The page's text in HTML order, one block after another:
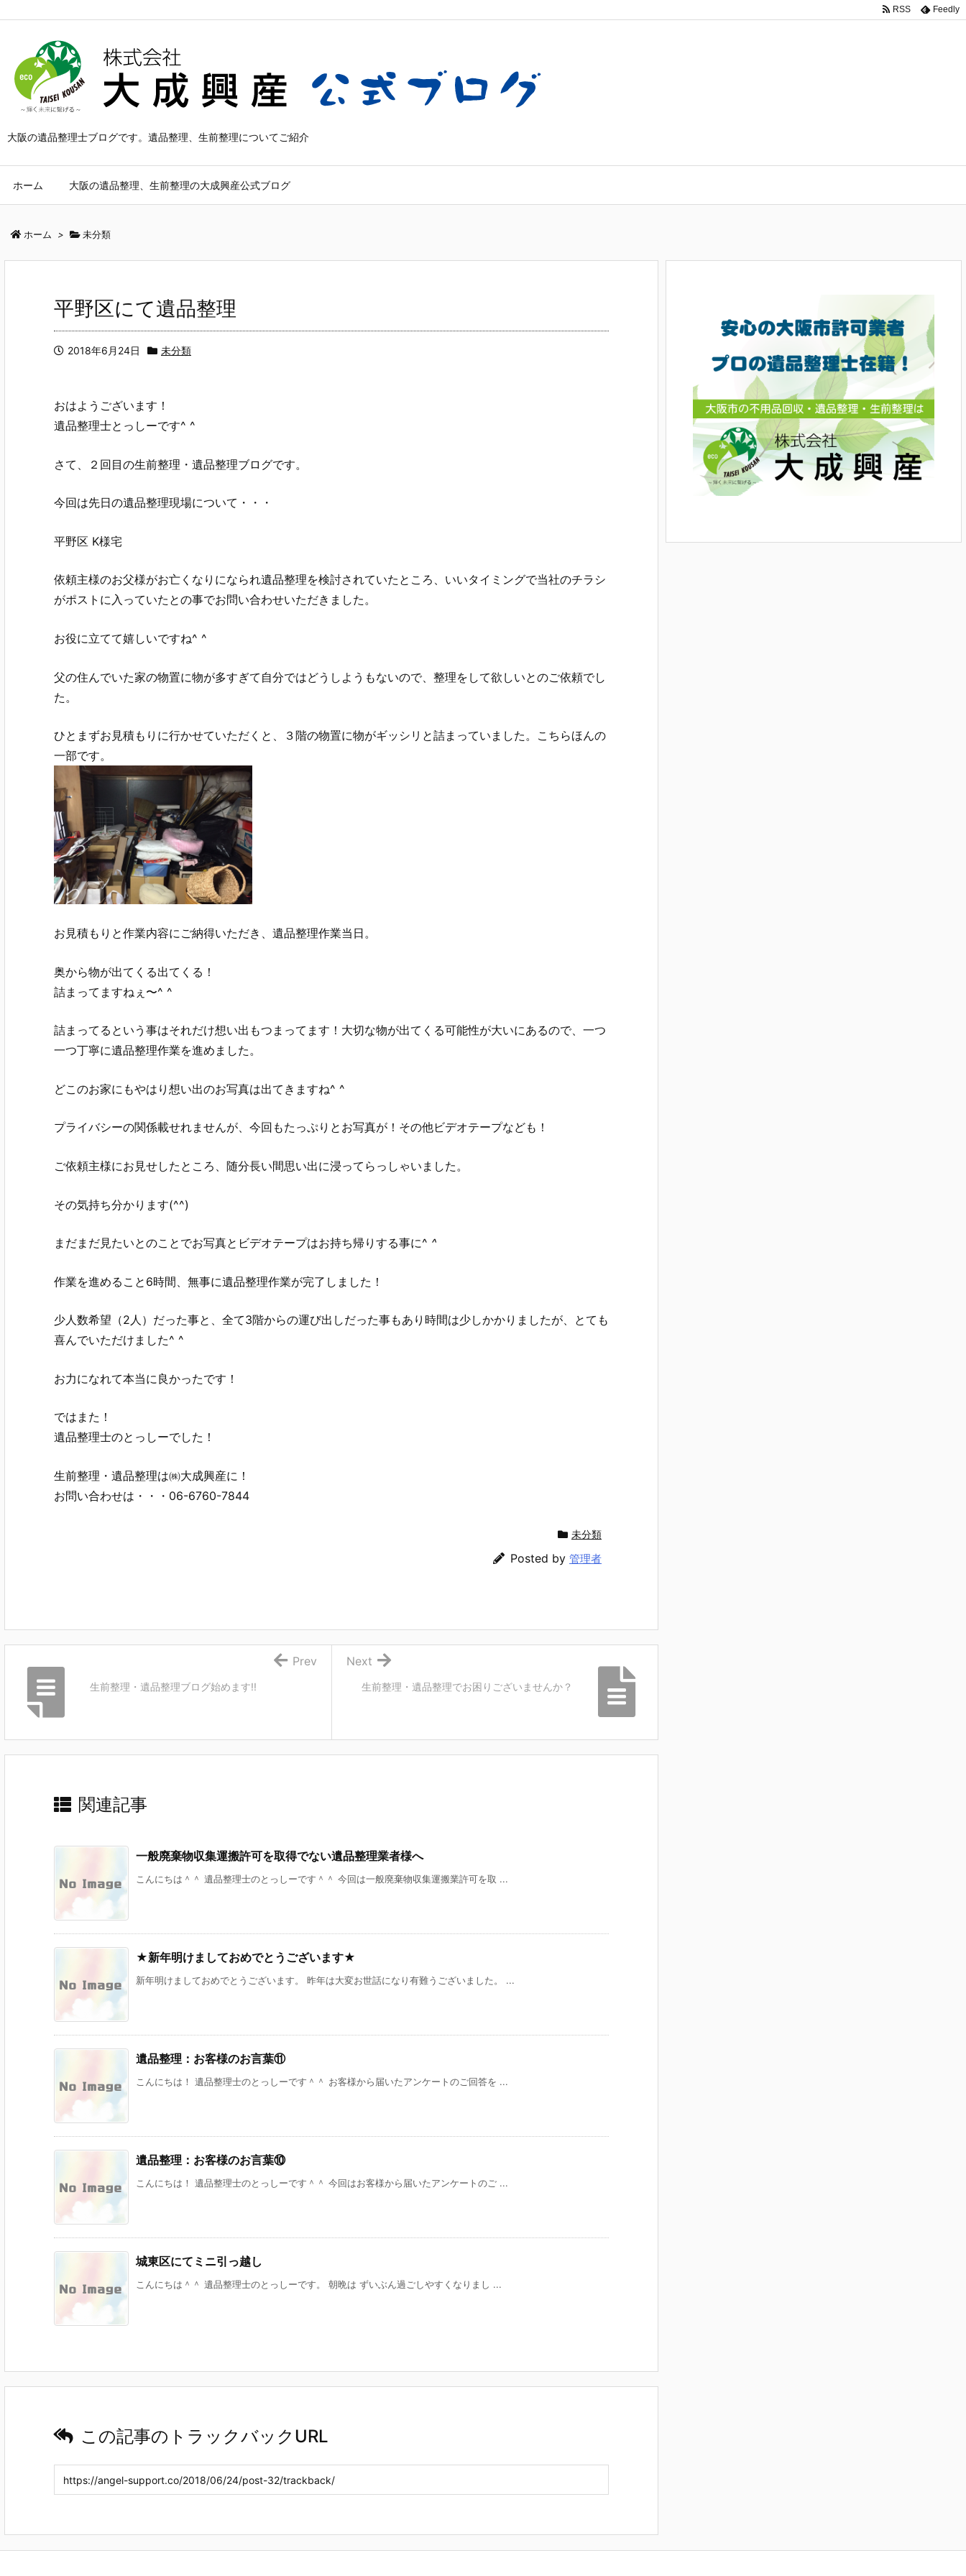
大阪の遺品整理士ブログです。遺品整理、生前整理についてご紹介
ホーム 大阪の遺品整理、生前整理の大成興産公式ブログ
RSS Feedly
ホーム > 未分類
平野区にて遺品整理
2018年6月24日 未分類
おはようございます！
遺品整理士とっしーです^ ^
さて、２回目の生前整理・遺品整理ブログです。
今回は先日の遺品整理現場について・・・
平野区 K様宅
依頼主様のお父様がお亡くなりになられ遺品整理を検討されていたところ、いいタイミングで当社のチラシ
がポストに入っていたとの事でお問い合わせいただきました。
お役に立てて嬉しいですね^ ^
父の住んでいた家の物置に物が多すぎて自分ではどうしようもないので、整理をして欲しいとのご依頼でし
た。
ひとまずお見積もりに行かせていただくと、３階の物置に物がギッシリと詰まっていました。こちらほんの
一部です。
お見積もりと作業内容にご納得いただき、遺品整理作業当日。
奥から物が出てくる出てくる！
詰まってますねぇ〜^ ^
詰まってるという事はそれだけ想い出もつまってます！大切な物が出てくる可能性が大いにあるので、一つ
一つ丁寧に遺品整理作業を進めました。
どこのお家にもやはり想い出のお写真は出てきますね^ ^
プライバシーの関係載せれませんが、今回もたっぷりとお写真が！その他ビデオテープなども！
ご依頼主様にお見せしたところ、随分長い間思い出に浸ってらっしゃいました。
その気持ち分かります(^^)
まだまだ見たいとのことでお写真とビデオテープはお持ち帰りする事に^ ^
作業を進めること6時間、無事に遺品整理作業が完了しました！
少人数希望（2人）だった事と、全て3階からの運び出しだった事もあり時間は少しかかりましたが、とても
喜んでいただけました^ ^
お力になれて本当に良かったです！
ではまた！
遺品整理士のとっしーでした！
生前整理・遺品整理は㈱大成興産に！
お問い合わせは・・・06-6760-7844
未分類
Posted by 管理者
生前整理・遺品整理でお困りございませんか？
Next
生前整理・遺品整理ブログ始めます!!
Prev
関連記事
一般廃棄物収集運搬許可を取得でない遺品整理業者様へ
こんにちは＾＾ 遺品整理士のとっしーです＾＾ 今回は一般廃棄物収集運搬業許可を取 ...
★新年明けましておめでとうございます★
新年明けましておめでとうございます。 昨年は大変お世話になり有難うございました。 ...
遺品整理：お客様のお言葉⑪
こんにちは！ 遺品整理士のとっしーです＾＾ お客様から届いたアンケートのご回答を ...
遺品整理：お客様のお言葉⑩
こんにちは！ 遺品整理士のとっしーです＾＾ 今回はお客様から届いたアンケートのご ...
城東区にてミニ引っ越し
こんにちは＾＾ 遺品整理士のとっしーです。 朝晩は ずいぶん過ごしやすくなりまし ...
この記事のトラックバックURL